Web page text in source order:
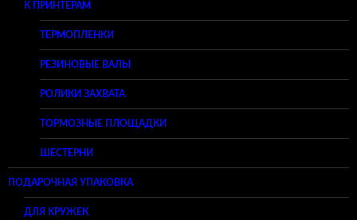
К ПРИНТЕРАМ
ТЕРМОПЛЕНКИ
РЕЗИНОВЫЕ ВАЛЫ
РОЛИКИ ЗАХВАТА
ТОРМОЗНЫЕ ПЛОЩАДКИ
ШЕСТЕРНИ
ПОДАРОЧНАЯ УПАКОВКА
ДЛЯ КРУЖЕК